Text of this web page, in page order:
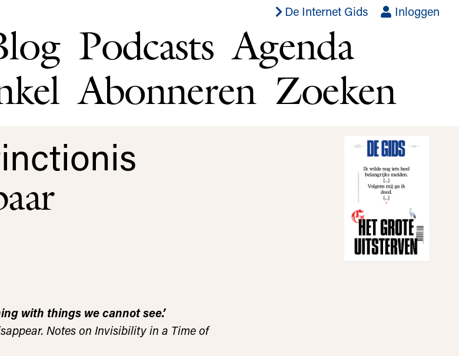
De Internet Gids Inloggen
Podcasts Agenda
Abonneren Zoeken
with things we cannot see.’
Notes on Invisibility in a Time of